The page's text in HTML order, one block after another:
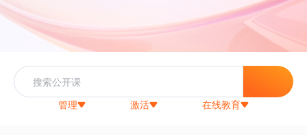
管理 激活 在线教育